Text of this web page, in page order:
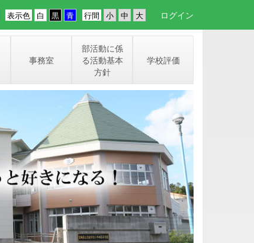
行間
表示色 ログイン
事務室
部活動に係
る活動基本
方針
学校評価